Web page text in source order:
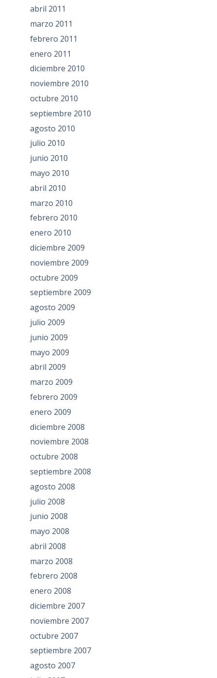
abril 2011
marzo 2011
febrero 2011
enero 2011
diciembre 2010
noviembre 2010
octubre 2010
septiembre 2010
agosto 2010
julio 2010
junio 2010
mayo 2010
abril 2010
marzo 2010
febrero 2010
enero 2010
diciembre 2009
noviembre 2009
octubre 2009
septiembre 2009
agosto 2009
julio 2009
junio 2009
mayo 2009
abril 2009
marzo 2009
febrero 2009
enero 2009
diciembre 2008
noviembre 2008
octubre 2008
septiembre 2008
agosto 2008
julio 2008
junio 2008
mayo 2008
abril 2008
marzo 2008
febrero 2008
enero 2008
diciembre 2007
noviembre 2007
octubre 2007
septiembre 2007
agosto 2007